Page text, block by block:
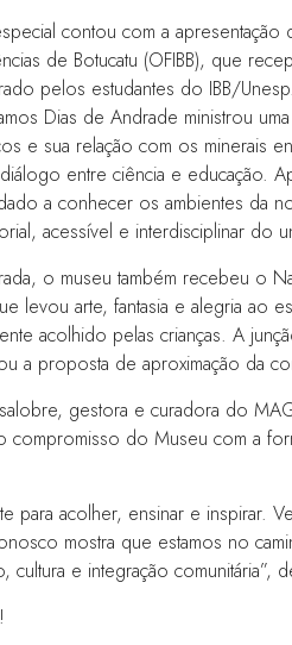
contou com a apresentação
de Botucatu (OFIBB), que
pelos estudantes do IBB/
Dias de Andrade ministrou
e sua relação com os minerais
entre ciência e educação.
a conhecer os ambientes da
acessível e interdisciplinar do
o museu também recebeu o
levou arte, fantasia e alegria ao
acolhido pelas crianças. A
a proposta de aproximação da
gestora e curadora do
compromisso do Museu com a
para acolher, ensinar e inspirar.
mostra que estamos no
cultura e integração comunitária”,